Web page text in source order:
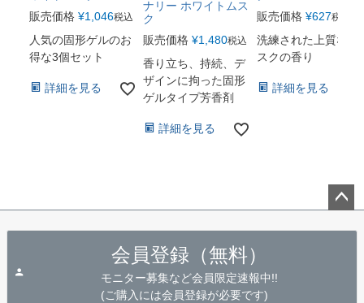
販売価格 ¥1,046税込
人気の固形ゲルのお
得な3個セット
詳細を見る
ナリー ホワイトムス
ク
販売価格 ¥1,480税込
香り立ち、持続、デ
ザインに拘った固形
ゲルタイプ芳香剤
詳細を見る
販売価格 ¥627税込
洗練された上質なム
スクの香り
詳細を見る
会員登録（無料）
モニター募集など会員限定速報中!!
(ご購入には会員登録が必要です)